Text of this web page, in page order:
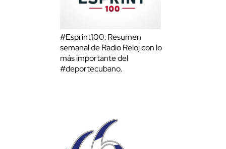
#Esprint100: Resumen
semanal de Radio Reloj con lo
más importante del
#deportecubano.